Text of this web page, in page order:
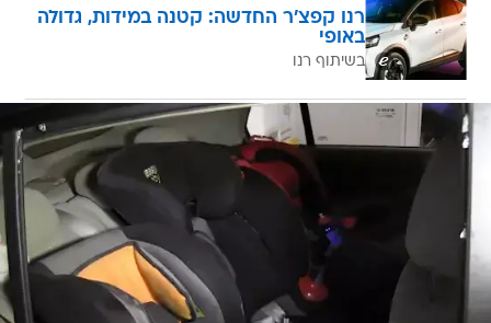
רנו קפצ'ר החדשה: קטנה במידות, גדולה
באופי
בשיתוף רנו